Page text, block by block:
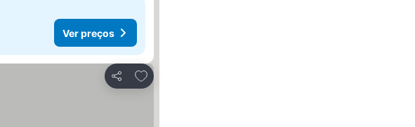
Ver preços
Partilhar
Adicionar aos favoritos